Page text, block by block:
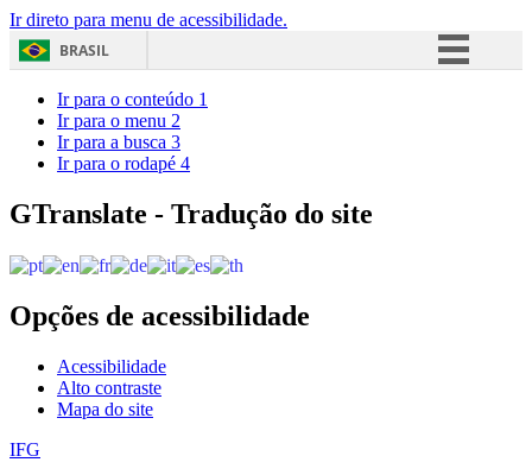
Ir direto para menu de acessibilidade.
BRASIL
Acesso à informação
Ir para o conteúdo 1
Ir para o menu 2
Ir para a busca 3
Ir para o rodapé 4
GTranslate - Tradução do site
Opções de acessibilidade
Acessibilidade
Alto contraste
Mapa do site
IFG